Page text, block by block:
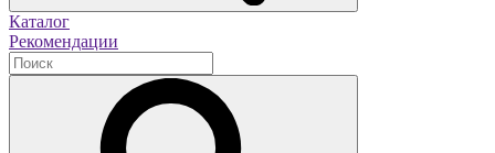
Каталог
Рекомендации